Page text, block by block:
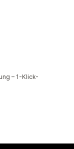
– 1-Klick-